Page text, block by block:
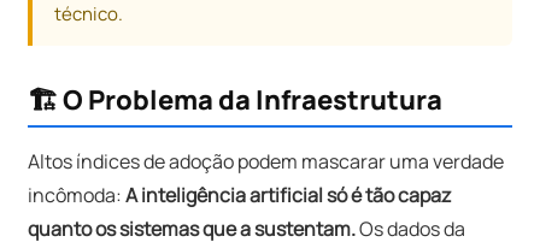
técnico.
🏗️ O Problema da Infraestrutura
Altos índices de adoção podem mascarar uma verdade
incômoda:A inteligência artificial só é tão capaz
quanto os sistemas que a sustentam.Os dados da